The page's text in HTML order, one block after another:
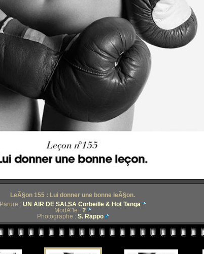
LeÃ§on 155 : Lui donner une bonne leÃ§on.
Parure : UN AIR DE SALSA Corbeille & Hot Tanga
ModÃ¨le : ?
Photographe : S. Rappo